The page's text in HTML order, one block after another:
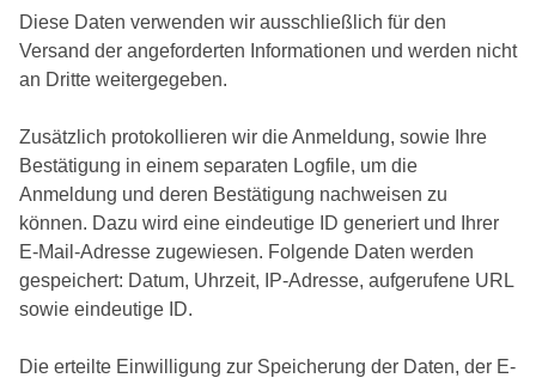
Diese Daten verwenden wir ausschließlich für den
Versand der angeforderten Informationen und werden nicht
an Dritte weitergegeben.
Zusätzlich protokollieren wir die Anmeldung, sowie Ihre
Bestätigung in einem separaten Logfile, um die
Anmeldung und deren Bestätigung nachweisen zu
können. Dazu wird eine eindeutige ID generiert und Ihrer
E-Mail-Adresse zugewiesen. Folgende Daten werden
gespeichert: Datum, Uhrzeit, IP-Adresse, aufgerufene URL
sowie eindeutige ID.
Die erteilte Einwilligung zur Speicherung der Daten, der E-